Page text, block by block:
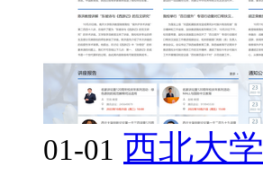
01-01 西北大学